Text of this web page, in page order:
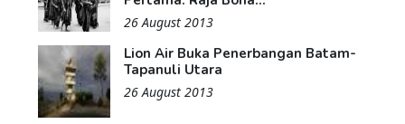
26 August 2013
Lion Air Buka Penerbangan Batam-
Tapanuli Utara
26 August 2013